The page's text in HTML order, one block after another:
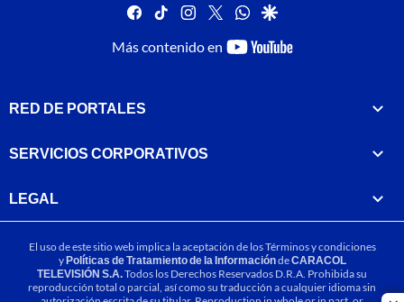
facebook
tiktok instagram
twitterwhatsapp
google
Más contenido en
youtube-
RED DE PORTALES
SERVICIOS CORPORATIVOS
LEGAL
El uso de este sitio web implica la aceptación de losTérminos y condiciones
yPolíticas de Tratamiento de la InformacióndeCARACOL
TELEVISIÓN S.A.Todos los Derechos Reservados D.R.A. Prohibida su
reproducción total o parcial, así como su traducción a cualquier idioma sin